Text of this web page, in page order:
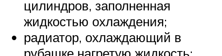
цилиндров, заполненная
жидкостью охлаждения;
радиатор, охлаждающий в